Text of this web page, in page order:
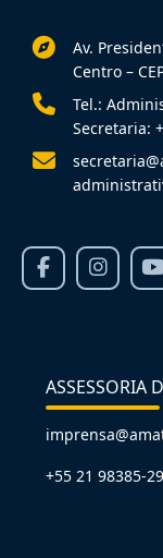
Av.
Centro –
Tel.:
Secretaria:
ASSESSORIA
+55 21 98385-